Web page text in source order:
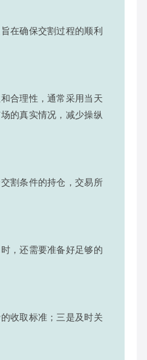
在确保交割过程的顺利
合理性，通常采用当天
的真实情况，减少操纵
割条件的持仓，交易所
，还需要准备好足够的
收取标准；三是及时关